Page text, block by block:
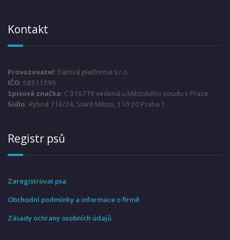
Kontakt
Provozovatel: Datová platforma s.r.o.
IČO: 08311595
Spisová značka: C 316719 vedená u Městského soudu v Praze
Sídlo: Rybná 716/24, Staré Město, 110 00 Praha 1
Registr psů
Zaregistrovat psa
Obchodní podmínky a informace o firmě
Zásady ochrany osobních údajů